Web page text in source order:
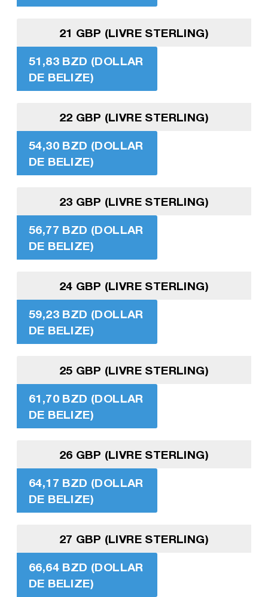
21 GBP (LIVRE STERLING)
51,83 BZD (DOLLAR
DE BELIZE)
22 GBP (LIVRE STERLING)
54,30 BZD (DOLLAR
DE BELIZE)
23 GBP (LIVRE STERLING)
56,77 BZD (DOLLAR
DE BELIZE)
24 GBP (LIVRE STERLING)
59,23 BZD (DOLLAR
DE BELIZE)
25 GBP (LIVRE STERLING)
61,70 BZD (DOLLAR
DE BELIZE)
26 GBP (LIVRE STERLING)
64,17 BZD (DOLLAR
DE BELIZE)
27 GBP (LIVRE STERLING)
66,64 BZD (DOLLAR
DE BELIZE)